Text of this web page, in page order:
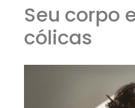
Seu corpo
cólicas